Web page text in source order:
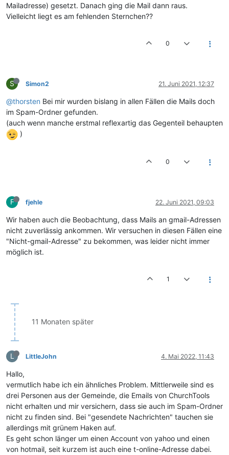
Mailadresse) gesetzt. Danach ging die Mail dann raus.
Vielleicht liegt es am fehlenden Sternchen??
0
S Simon2 21. Juni 2021, 12:37
@thorsten Bei mir wurden bislang in allen Fällen die Mails doch
im Spam-Ordner gefunden.
(auch wenn manche erstmal reflexartig das Gegenteil behaupten
)
0
F fjehle 22. Juni 2021, 09:03
Wir haben auch die Beobachtung, dass Mails an gmail-Adressen
nicht zuverlässig ankommen. Wir versuchen in diesen Fällen eine
"Nicht-gmail-Adresse" zu bekommen, was leider nicht immer
möglich ist.
1
11 Monaten später
L LittleJohn 4. Mai 2022, 11:43
Hallo,
vermutlich habe ich ein ähnliches Problem. Mittlerweile sind es
drei Personen aus der Gemeinde, die Emails von ChurchTools
nicht erhalten und mir versichern, dass sie auch im Spam-Ordner
nicht zu finden sind. Bei "gesendete Nachrichten" tauchen sie
allerdings mit grünem Haken auf.
Es geht schon länger um einen Account von yahoo und einen
von hotmail, seit kurzem ist auch eine t-online-Adresse dabei.